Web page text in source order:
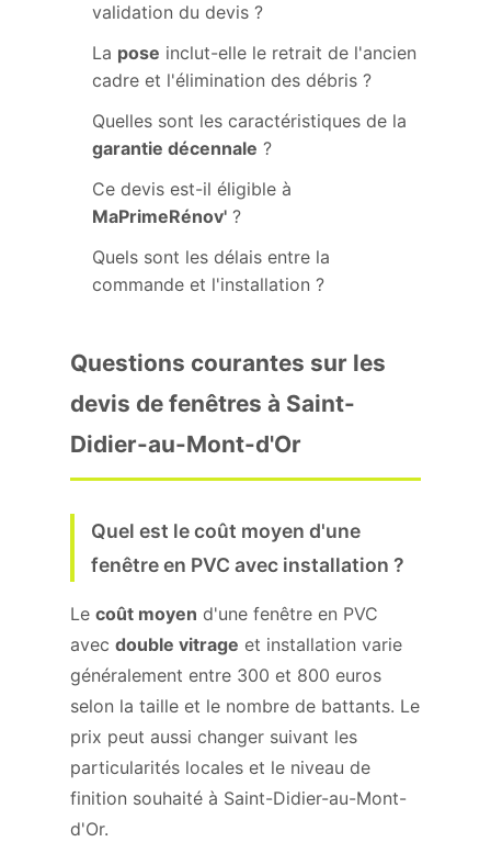
validation du devis ?
La pose inclut-elle le retrait de l'ancien
cadre et l'élimination des débris ?
Quelles sont les caractéristiques de la
garantie décennale ?
Ce devis est-il éligible à
MaPrimeRénov' ?
Quels sont les délais entre la
commande et l'installation ?
Questions courantes sur les
devis de fenêtres à Saint-
Didier-au-Mont-d'Or
Quel est le coût moyen d'une
fenêtre en PVC avec installation ?
Le coût moyen d'une fenêtre en PVC
avec double vitrage et installation varie
généralement entre 300 et 800 euros
selon la taille et le nombre de battants. Le
prix peut aussi changer suivant les
particularités locales et le niveau de
finition souhaité à Saint-Didier-au-Mont-
d'Or.